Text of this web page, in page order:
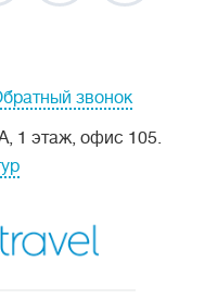
звонок
1 этаж, офис 105.